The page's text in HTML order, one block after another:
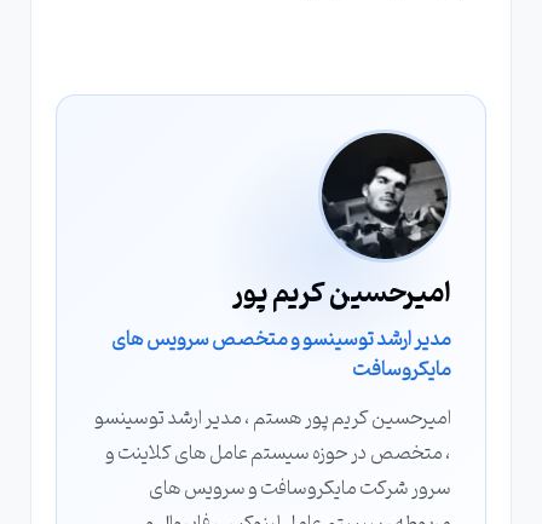
امیرحسین کریم پور
مدیر ارشد توسینسو و متخصص سرویس های
مایکروسافت
امیرحسین کریم پور هستم ، مدیر ارشد توسینسو
، متخصص در حوزه سیستم عامل های کلاینت و
سرور شرکت مایکروسافت و سرویس های